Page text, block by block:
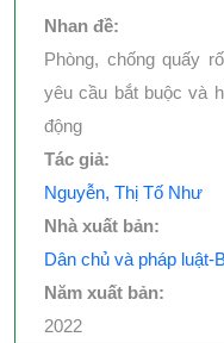
Nhan đề:
Phòng, chống quấy
yêu cầu bắt buộc và
động
Tác giả:
Nguyễn, Thị Tố Như
Nhà xuất bản:
Dân chủ và pháp luật-
Năm xuất bản:
2022